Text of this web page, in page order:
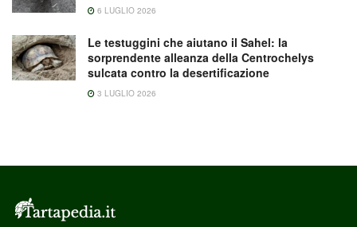
6 LUGLIO 2026
Le testuggini che aiutano il Sahel: la
sorprendente alleanza della Centrochelys
sulcata contro la desertificazione
3 LUGLIO 2026